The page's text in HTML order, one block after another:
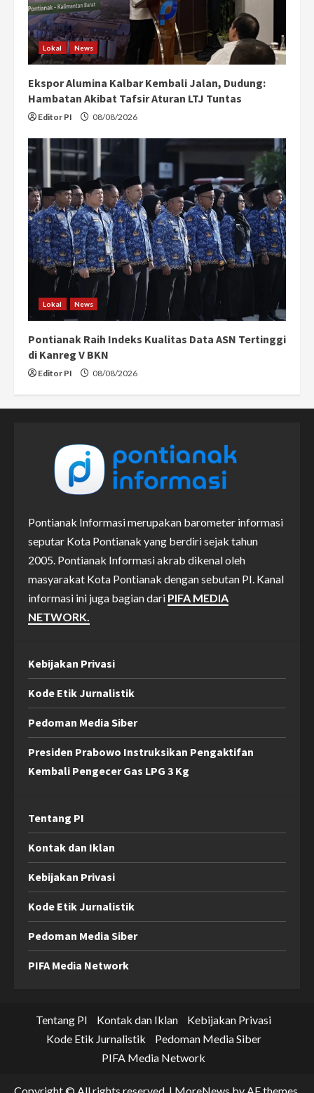
Lokal News
Ekspor Alumina Kalbar Kembali Jalan, Dudung:
Hambatan Akibat Tafsir Aturan LTJ Tuntas
Editor PI 08/08/2026
Lokal News
Pontianak Raih Indeks Kualitas Data ASN Tertinggi
di Kanreg V BKN
Editor PI 08/08/2026
Pontianak Informasi merupakan barometer informasi
seputar Kota Pontianak yang berdiri sejak tahun
2005. Pontianak Informasi akrab dikenal oleh
masyarakat Kota Pontianak dengan sebutan PI. Kanal
informasi ini juga bagian dari PIFA MEDIA
NETWORK.
Kebijakan Privasi
Kode Etik Jurnalistik
Pedoman Media Siber
Presiden Prabowo Instruksikan Pengaktifan
Kembali Pengecer Gas LPG 3 Kg
Tentang PI
Kontak dan Iklan
Kebijakan Privasi
Kode Etik Jurnalistik
Pedoman Media Siber
PIFA Media Network
Tentang PI Kontak dan Iklan
Kebijakan Privasi
Kode Etik Jurnalistik
Pedoman Media Siber
PIFA Media Network